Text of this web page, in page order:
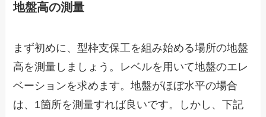
地盤高の測量
まず初めに、型枠支保工を組み始める場所の地盤
高を測量しましょう。レベルを用いて地盤のエレ
ベーションを求めます。地盤がほぼ水平の場合
は、1箇所を測量すれば良いです。しかし、下記